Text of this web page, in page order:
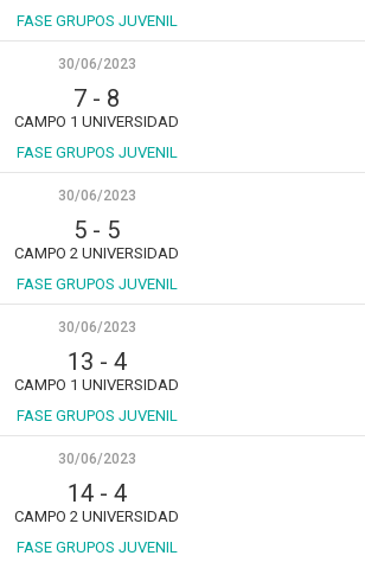
FASE GRUPOS JUVENIL
30/06/2023
7 - 8
CAMPO 1 UNIVERSIDAD
FASE GRUPOS JUVENIL
30/06/2023
5 - 5
CAMPO 2 UNIVERSIDAD
FASE GRUPOS JUVENIL
30/06/2023
13 - 4
CAMPO 1 UNIVERSIDAD
FASE GRUPOS JUVENIL
30/06/2023
14- 4
CAMPO 2 UNIVERSIDAD
FASE GRUPOS JUVENIL